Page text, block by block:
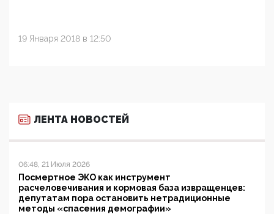
19 Января 2018 в 12:50
ЛЕНТА НОВОСТЕЙ
06:48, 21 Июля 2026
Посмертное ЭКО как инструмент
расчеловечивания и кормовая база извращенцев:
депутатам пора остановить нетрадиционные
методы «спасения демографии»